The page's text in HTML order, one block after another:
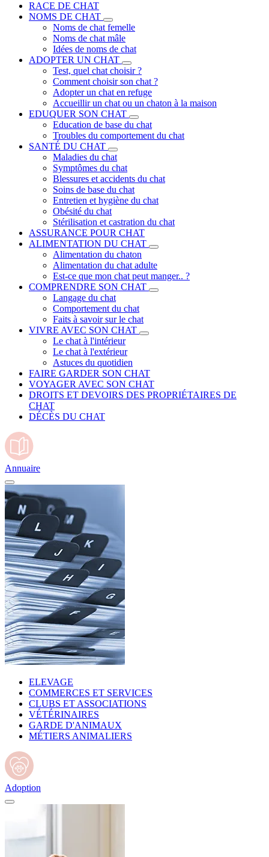
RACE DE CHAT
NOMS DE CHAT
Noms de chat femelle
Noms de chat mâle
Idées de noms de chat
ADOPTER UN CHAT
Test, quel chat choisir ?
Comment choisir son chat ?
Adopter un chat en refuge
Accueillir un chat ou un chaton à la maison
EDUQUER SON CHAT
Education de base du chat
Troubles du comportement du chat
SANTÉ DU CHAT
Maladies du chat
Symptômes du chat
Blessures et accidents du chat
Soins de base du chat
Entretien et hygiène du chat
Obésité du chat
Stérilisation et castration du chat
ASSURANCE POUR CHAT
ALIMENTATION DU CHAT
Alimentation du chaton
Alimentation du chat adulte
Est-ce que mon chat peut manger.. ?
COMPRENDRE SON CHAT
Langage du chat
Comportement du chat
Faits à savoir sur le chat
VIVRE AVEC SON CHAT
Le chat à l'intérieur
Le chat à l'extérieur
Astuces du quotidien
FAIRE GARDER SON CHAT
VOYAGER AVEC SON CHAT
DROITS ET DEVOIRS DES PROPRIÉTAIRES DE
CHAT
DÉCÈS DU CHAT
Annuaire
ELEVAGE
COMMERCES ET SERVICES
CLUBS ET ASSOCIATIONS
VÉTÉRINAIRES
GARDE D'ANIMAUX
MÉTIERS ANIMALIERS
Adoption